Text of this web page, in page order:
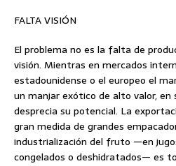
FALTA VISIÓN
El problema no es la falta de
visión. Mientras en mercados
estadounidense o el europeo el
un manjar exótico de alto valor, en
desprecia su potencial. La
gran medida de grandes
industrialización del fruto —en
congelados o deshidratados— es